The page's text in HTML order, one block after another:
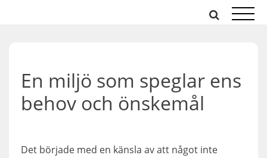
En miljö som speglar ens
behov och önskemål
Det började med en känsla av att något inte